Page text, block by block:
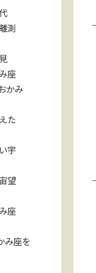
測
座
かみ
た
宇
望
座
み座を